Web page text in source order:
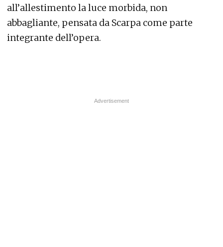
all’allestimento la luce morbida, non
abbagliante, pensata da Scarpa come parte
integrante dell’opera.